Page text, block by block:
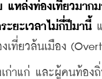
แหล่งท่องเที่ยวมาก
ะยะเวลาไม่กี่ปีมานี้ แ
ที่ยวล้นเมือง
าแก่ และผู้คนท้อง